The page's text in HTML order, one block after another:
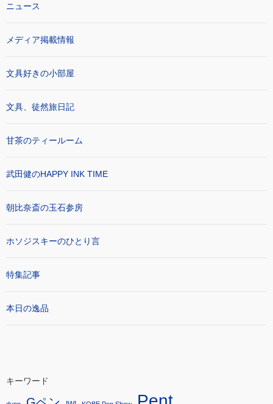
ニュース
メディア掲載情報
文具好きの小部屋
文具、徒然旅日記
甘茶のティールーム
武田健のHAPPY INK TIME
朝比奈斎の玉石参房
ホソジスキーのひとり言
特集記事
本日の逸品
キーワード